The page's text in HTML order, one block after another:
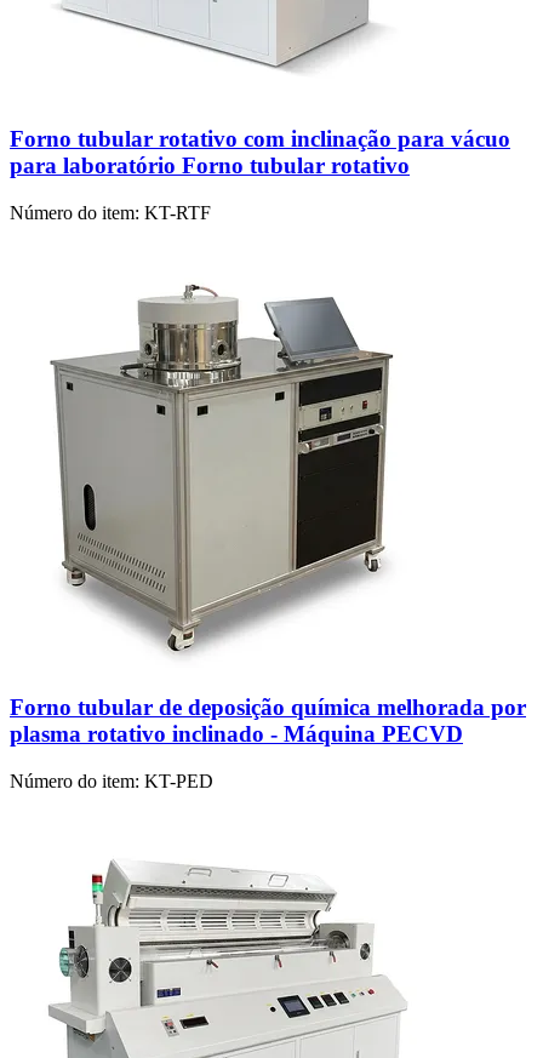
Forno tubular rotativo com inclinação para vácuo
para laboratório Forno tubular rotativo
Número do item: KT-RTF
Forno tubular de deposição química melhorada por
plasma rotativo inclinado - Máquina PECVD
Número do item: KT-PED